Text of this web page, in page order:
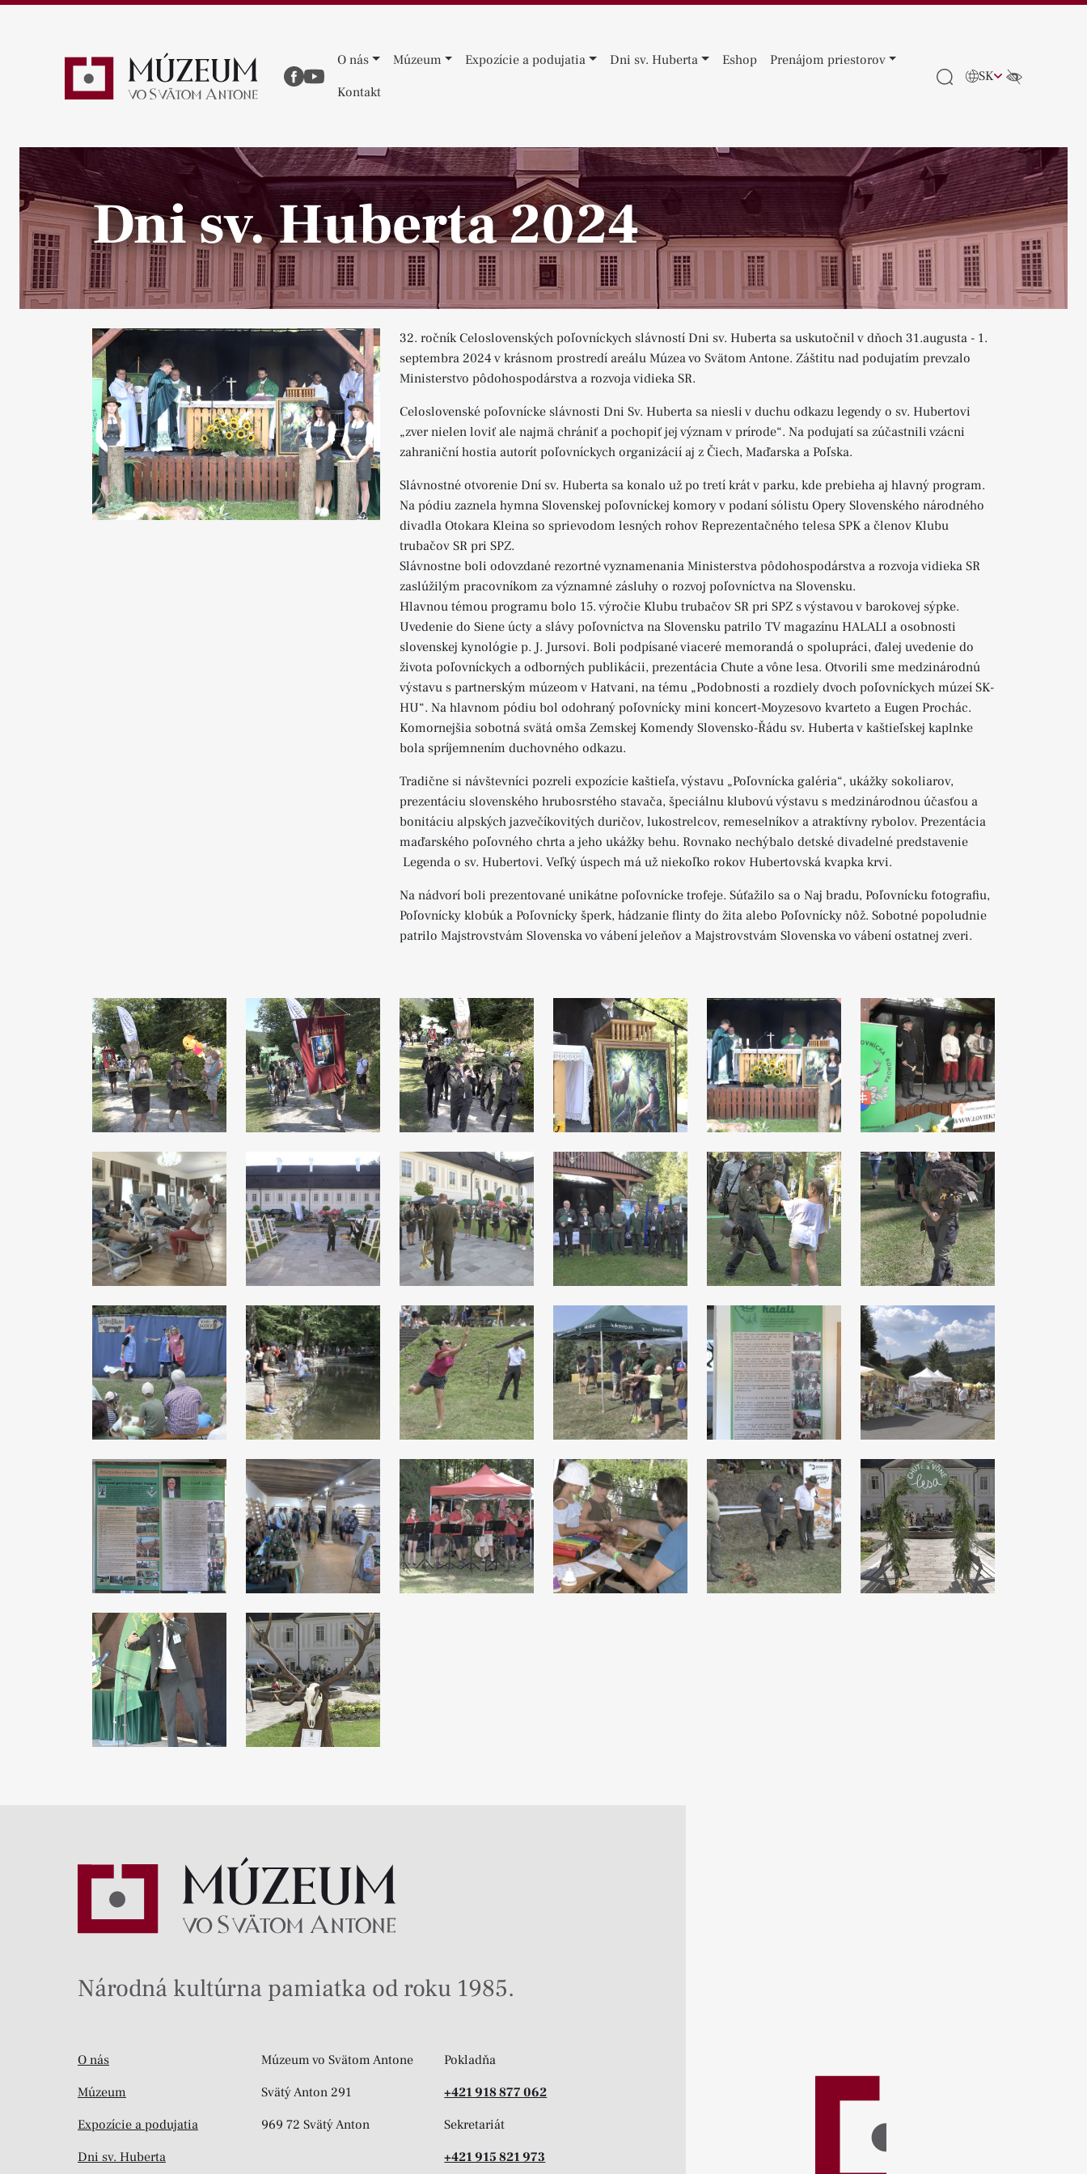
O nás Múzeum Expozície a podujatia Dni sv. Huberta Eshop
Prenájom priestorov
Kontakt
SK
Dni sv. Huberta 2024
32. ročník Celoslovenských poľovníckych slávností Dni sv. Huberta sa uskutočnil v dňoch 31.augusta - 1.
septembra 2024 v krásnom prostredí areálu Múzea vo Svätom Antone. Záštitu nad podujatím prevzalo
Ministerstvo pôdohospodárstva a rozvoja vidieka SR.
Celoslovenské poľovnícke slávnosti Dni Sv. Huberta sa niesli v duchu odkazu legendy o sv. Hubertovi
„zver nielen loviť ale najmä chrániť a pochopiť jej význam v prírode“. Na podujatí sa zúčastnili vzácni
zahraniční hostia autorít poľovníckych organizácií aj z Čiech, Maďarska a Poľska.
Slávnostné otvorenie Dní sv. Huberta sa konalo už po tretí krát v parku, kde prebieha aj hlavný program.
Na pódiu zaznela hymna Slovenskej poľovníckej komory v podaní sólistu Opery Slovenského národného
divadla Otokara Kleina so sprievodom lesných rohov Reprezentačného telesa SPK a členov Klubu
trubačov SR pri SPZ.
Slávnostne boli odovzdané rezortné vyznamenania Ministerstva pôdohospodárstva a rozvoja vidieka SR
zaslúžilým pracovníkom za významné zásluhy o rozvoj poľovníctva na Slovensku.
Hlavnou témou programu bolo 15. výročie Klubu trubačov SR pri SPZ s výstavou v barokovej sýpke.
Uvedenie do Siene úcty a slávy poľovníctva na Slovensku patrilo TV magazínu HALALI a osobnosti
slovenskej kynológie p. J. Jursovi. Boli podpísané viaceré memorandá o spolupráci, ďalej uvedenie do
života poľovníckych a odborných publikácii, prezentácia Chute a vône lesa. Otvorili sme medzinárodnú
výstavu s partnerským múzeom v Hatvani, na tému „Podobnosti a rozdiely dvoch poľovníckych múzeí SK-
HU“. Na hlavnom pódiu bol odohraný poľovnícky mini koncert-Moyzesovo kvarteto a Eugen Prochác.
Komornejšia sobotná svätá omša Zemskej Komendy Slovensko-Řádu sv. Huberta v kaštieľskej kaplnke
bola spríjemnením duchovného odkazu.
Tradične si návštevníci pozreli expozície kaštieľa, výstavu „Poľovnícka galéria“, ukážky sokoliarov,
prezentáciu slovenského hrubosrstého stavača, špeciálnu klubovú výstavu s medzinárodnou účasťou a
bonitáciu alpských jazvečíkovitých duričov, lukostrelcov, remeselníkov a atraktívny rybolov. Prezentácia
maďarského poľovného chrta a jeho ukážky behu. Rovnako nechýbalo detské divadelné predstavenie
Legenda o sv. Hubertovi. Veľký úspech má už niekoľko rokov Hubertovská kvapka krvi.
Na nádvorí boli prezentované unikátne poľovnícke trofeje. Súťažilo sa o Naj bradu, Poľovnícku fotografiu,
Poľovnícky klobúk a Poľovnícky šperk, hádzanie flinty do žita alebo Poľovnícky nôž. Sobotné popoludnie
patrilo Majstrovstvám Slovenska vo vábení jeleňov a Majstrovstvám Slovenska vo vábení ostatnej zveri.
Národná kultúrna pamiatka od roku 1985.
O nás
Múzeum
Expozície a podujatia
Dni sv. Huberta
Múzeum vo Svätom Antone
Svätý Anton 291
969 72 Svätý Anton
Pokladňa
+421 918 877 062
Sekretariát
+421 915 821 973